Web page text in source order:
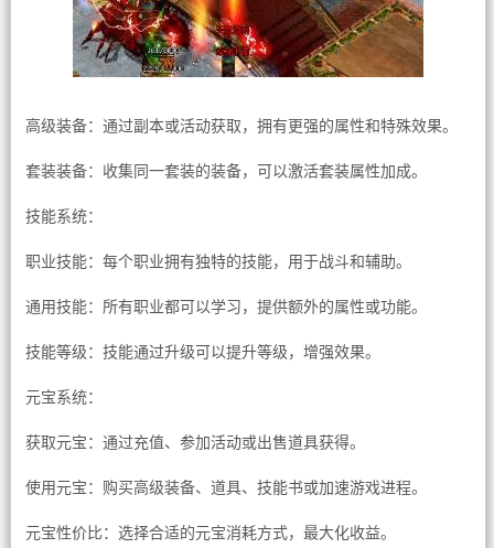
高级装备：通过副本或活动获取，拥有更强的属性和特殊效果。
套装装备：收集同一套装的装备，可以激活套装属性加成。
技能系统：
职业技能：每个职业拥有独特的技能，用于战斗和辅助。
通用技能：所有职业都可以学习，提供额外的属性或功能。
技能等级：技能通过升级可以提升等级，增强效果。
元宝系统：
获取元宝：通过充值、参加活动或出售道具获得。
使用元宝：购买高级装备、道具、技能书或加速游戏进程。
元宝性价比：选择合适的元宝消耗方式，最大化收益。